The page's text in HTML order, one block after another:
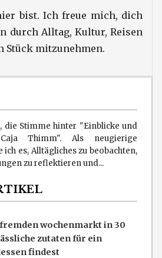
bist. Ich freue mich, dich
durch Alltag, Kultur, Reisen
Stück mitzunehmen.
die Stimme hinter "Einblicke und
Thimm". Als neugierige
es, Alltägliches zu beobachten,
zu reflektieren und...
wochenmarkt in 30
zutaten für ein
findest